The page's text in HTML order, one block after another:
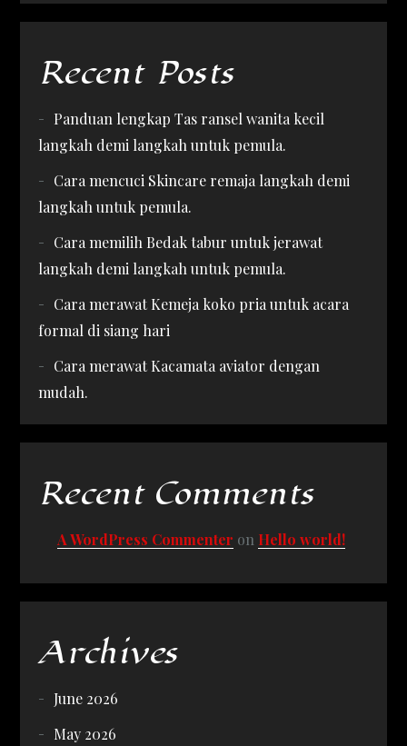
Recent Posts
Panduan lengkap Tas ransel wanita kecil
langkah demi langkah untuk pemula.
Cara mencuci Skincare remaja langkah demi
langkah untuk pemula.
Cara memilih Bedak tabur untuk jerawat
langkah demi langkah untuk pemula.
Cara merawat Kemeja koko pria untuk acara
formal di siang hari
Cara merawat Kacamata aviator dengan
mudah.
Recent Comments
A WordPress Commenter on Hello world!
Archives
June 2026
May 2026